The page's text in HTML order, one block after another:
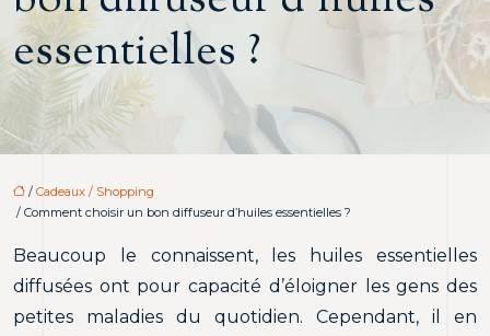
essentielles ?
/ Cadeaux / Shopping
/ Comment choisir un bon diffuseur d’huiles essentielles ?
Beaucoup le connaissent, les huiles essentielles
diffusées ont pour capacité d’éloigner les gens des
petites maladies du quotidien. Cependant, il en